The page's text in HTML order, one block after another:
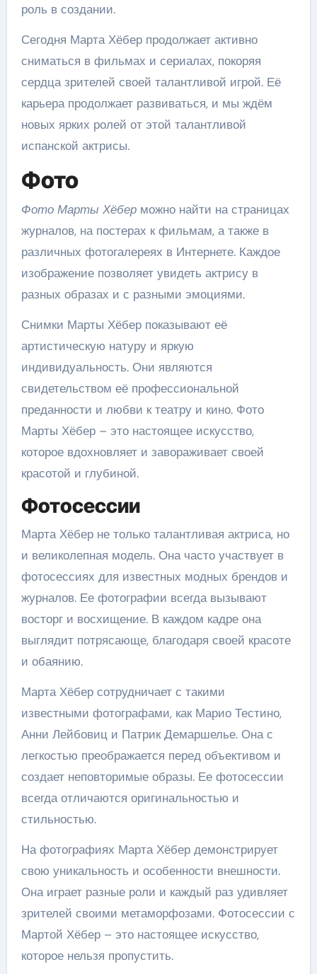
роль в создании.
Сегодня Марта Хёбер продолжает активно
сниматься в фильмах и сериалах, покоряя
сердца зрителей своей талантливой игрой. Её
карьера продолжает развиваться, и мы ждём
новых ярких ролей от этой талантливой
испанской актрисы.
Фото
Фото Марты Хёберможно найти на страницах
журналов, на постерах к фильмам, а также в
различных фотогалереях в Интернете. Каждое
изображение позволяет увидеть актрису в
разных образах и с разными эмоциями.
Снимки Марты Хёбер показывают её
артистическую натуру и яркую
индивидуальность. Они являются
свидетельством её профессиональной
преданности и любви к театру и кино. Фото
Марты Хёбер – это настоящее искусство,
которое вдохновляет и завораживает своей
красотой и глубиной.
Фотосессии
Марта Хёбер не только талантливая актриса, но
и великолепная модель. Она часто участвует в
фотосессиях для известных модных брендов и
журналов. Ее фотографии всегда вызывают
восторг и восхищение. В каждом кадре она
выглядит потрясающе, благодаря своей красоте
и обаянию.
Марта Хёбер сотрудничает с такими
известными фотографами, как Марио Тестино,
Анни Лейбовиц и Патрик Демаршелье. Она с
легкостью преображается перед объективом и
создает неповторимые образы. Ее фотосессии
всегда отличаются оригинальностью и
стильностью.
На фотографиях Марта Хёбер демонстрирует
свою уникальность и особенности внешности.
Она играет разные роли и каждый раз удивляет
зрителей своими метаморфозами. Фотосессии с
Мартой Хёбер – это настоящее искусство,
которое нельзя пропустить.